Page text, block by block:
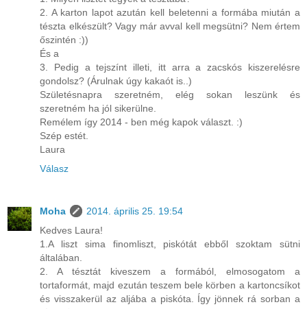
2. A karton lapot azután kell beletenni a formába miután a
tészta elkészült? Vagy már avval kell megsütni? Nem értem
őszintén :))
És a
3. Pedig a tejszínt illeti, itt arra a zacskós kiszerelésre
gondolsz? (Árulnak úgy kakaót is..)
Születésnapra szeretném, elég sokan leszünk és
szeretném ha jól sikerülne.
Remélem így 2014 - ben még kapok választ. :)
Szép estét.
Laura
Válasz
Moha
2014. április 25. 19:54
Kedves Laura!
1.A liszt sima finomliszt, piskótát ebből szoktam sütni
általában.
2. A tésztát kiveszem a formából, elmosogatom a
tortaformát, majd ezután teszem bele körben a kartoncsíkot
és visszakerül az aljába a piskóta. Így jönnek rá sorban a